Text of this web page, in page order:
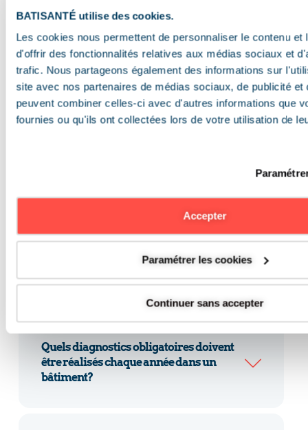
BATISANTÉ utilise des cookies.
Les cookies nous permettent de personnaliser le contenu et
d'offrir des fonctionnalités relatives aux médias sociaux et
trafic. Nous partageons également des informations sur
site avec nos partenaires de médias sociaux, de publicité et
peuvent combiner celles-ci avec d'autres informations que
fournies ou qu'ils ont collectées lors de votre utilisation de
Accepter
Paramétrer les cookies
Continuer sans accepter
Maintenance de vos
extincteurs pas à pas
BATISANTÉ s'occupe de l'entretien de vos
Vos questions, nos réponses
Ce que vous voulez savoir
sur le bâtiment, la
conformité & la sécurité
Quels diagnostics obligatoires doivent
être réalisés chaque année dans un
bâtiment?